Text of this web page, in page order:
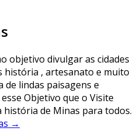
objetivo divulgar as cidades
história , artesanato e muito
de lindas paisagens e
Objetivo que o Visite
de Minas para todos.
→